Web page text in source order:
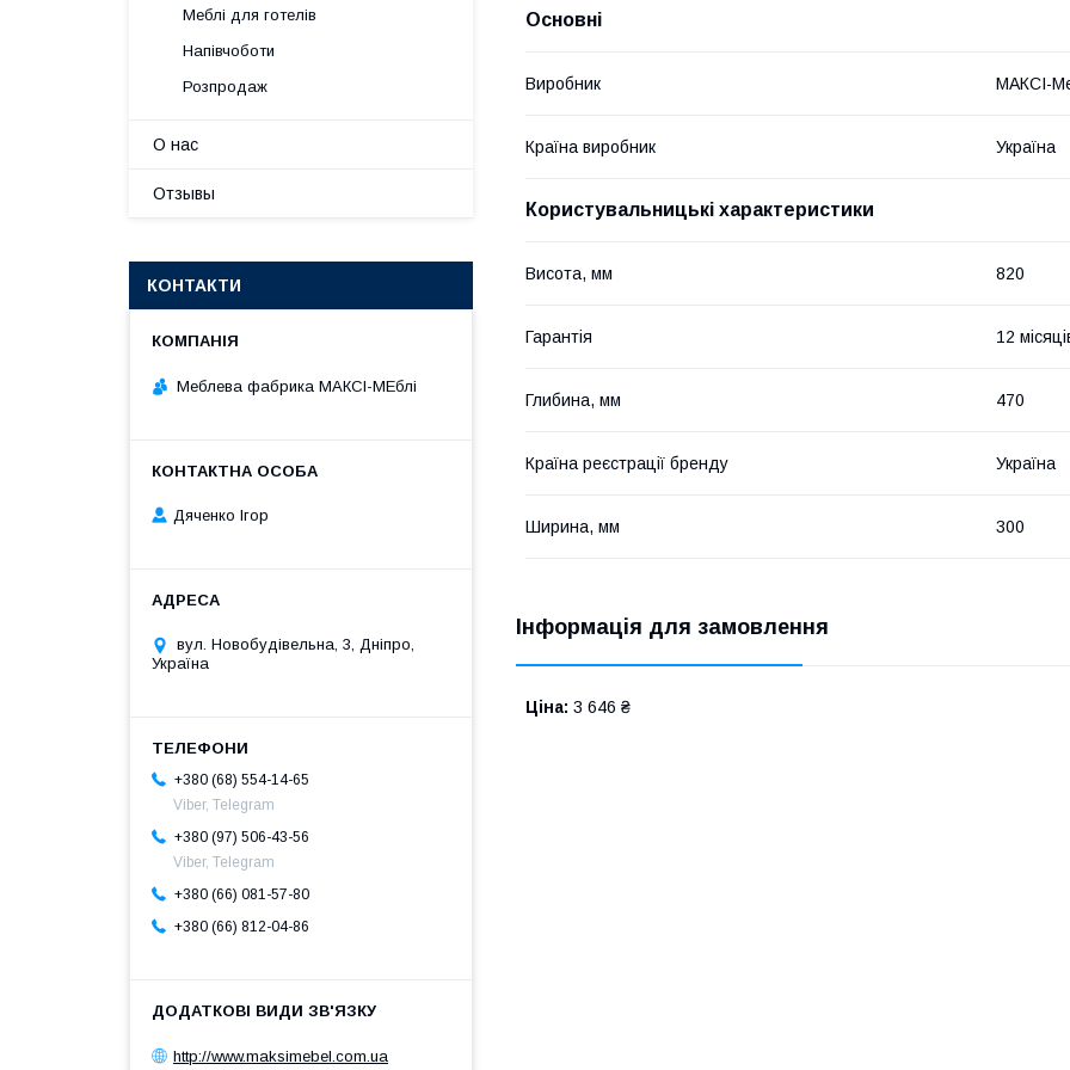
Основні
Виробник МАКСІ-
Країна виробник Україна
Користувальницькі характеристики
Висота, мм 820
Гарантія 12
Глибина, мм 470
Країна реєстрації бренду Україна
Ширина, мм 300
Інформація для замовлення
Ціна: 3 646 ₴
Меблі для готелів
Напівчоботи
Розпродаж
О нас
Отзывы
КОНТАКТИ
Меблева фабрика МАКСІ-МЕблі
Дяченко Ігор
вул. Новобудівельна, 3, Дніпро,
Україна
+380 (68) 554-14-65
Viber, Telegram
+380 (97) 506-43-56
Viber, Telegram
+380 (66) 081-57-80
+380 (66) 812-04-86
http://www.maksimebel.com.ua